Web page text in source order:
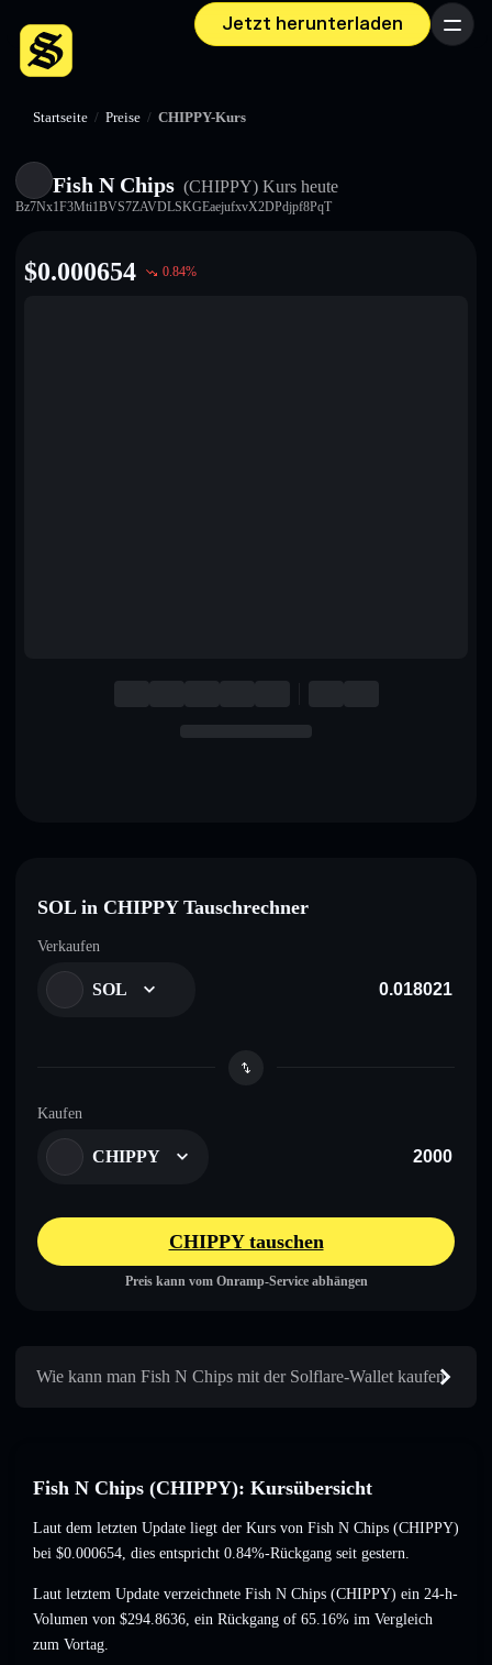
Jetzt herunterladen Menü
Startseite / Preise / CHIPPY-Kurs
Fish N Chips (CHIPPY) Kurs heute
Bz7Nx1F3Mti1BVS7ZAVDLSKGEaejufxvX2DPdjpf8PqT
$0.000654 0.84%
SOL in CHIPPY Tauschrechner
Verkaufen
SOL
Kaufen
CHIPPY
CHIPPY tauschen
Preis kann vom Onramp-Service abhängen
Wie kann man Fish N Chips mit der Solflare-Wallet kaufen
Fish N Chips (CHIPPY): Kursübersicht
Laut dem letzten Update liegt der Kurs von Fish N Chips (CHIPPY)
bei $0.000654, dies entspricht 0.84%-Rückgang seit gestern.
Laut letztem Update verzeichnete Fish N Chips (CHIPPY) ein 24-h-
Volumen von $294.8636, ein Rückgang of 65.16% im Vergleich
zum Vortag.